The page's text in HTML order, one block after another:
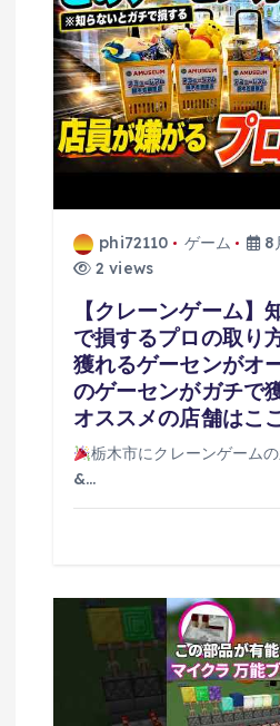
phi72110 ゲーム
8
2 views
【クレーンゲーム】
で損するプロの取り
獲れるゲーセンがオ
のゲーセンがガチで
オススメの店舗はこ
栃木市にクレーンゲーム
&…